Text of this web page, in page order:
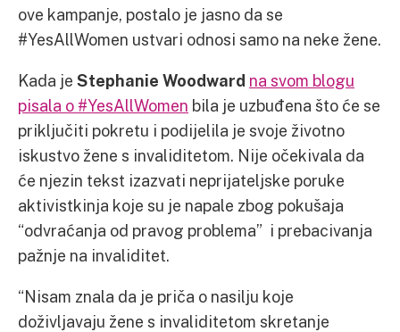
ove kampanje, postalo je jasno da se
#YesAllWomen ustvari odnosi samo na neke žene.
Kada je Stephanie Woodward na svom blogu
pisala o #YesAllWomen bila je uzbuđena što će se
priključiti pokretu i podijelila je svoje životno
iskustvo žene s invaliditetom. Nije očekivala da
će njezin tekst izazvati neprijateljske poruke
aktivistkinja koje su je napale zbog pokušaja
“odvraćanja od pravog problema” i prebacivanja
pažnje na invaliditet.
“Nisam znala da je priča o nasilju koje
doživljavaju žene s invaliditetom skretanje